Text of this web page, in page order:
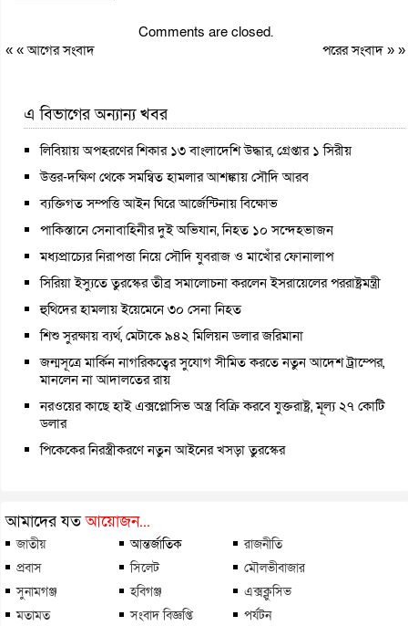
Comments are closed.
« «আগের সংবাদ পরের সংবাদ» »
এ বিভাগের অন্যান্য খবর
লিবিয়ায় অপহরণের শিকার ১৩ বাংলাদেশি উদ্ধার, গ্রেপ্তার ১ সিরীয়
উত্তর-দক্ষিণ থেকে সমন্বিত হামলার আশঙ্কায় সৌদি আরব
ব্যক্তিগত সম্পত্তি আইন ঘিরে আর্জেন্টিনায় বিক্ষোভ
পাকিস্তানে সেনাবাহিনীর দুই অভিযান, নিহত ১০ সন্দেহভাজন
মধ্যপ্রাচ্যের নিরাপত্তা নিয়ে সৌদি যুবরাজ ও মাখোঁর ফোনালাপ
সিরিয়া ইস্যুতে তুরস্কের তীব্র সমালোচনা করলেন ইসরায়েলের পররাষ্ট্রমন্ত্রী
হুথিদের হামলায় ইয়েমেনে ৩০ সেনা নিহত
শিশু সুরক্ষায় ব্যর্থ, মেটাকে ৯৪২ মিলিয়ন ডলার জরিমানা
জন্মসূত্রে মার্কিন নাগরিকত্বের সুযোগ সীমিত করতে নতুন আদেশ ট্রাম্পের,
মানলেন না আদালতের রায়
নরওয়ের কাছে হাই এক্সপ্লোসিভ অস্ত্র বিক্রি করবে যুক্তরাষ্ট্র, মূল্য ২৭ কোটি
ডলার
পিকেকের নিরস্ত্রীকরণে নতুন আইনের খসড়া তুরস্কের
আমাদের যতআয়োজন...
জাতীয় আন্তর্জাতিক
রাজনীতি
প্রবাস
সিলেট
মৌলভীবাজার
সুনামগঞ্জ
হবিগঞ্জ
এক্সক্লুসিভ
মতামত
সংবাদ বিজ্ঞপ্তি পর্যটন